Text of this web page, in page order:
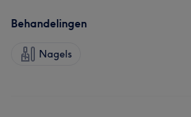
Behandelingen
Nagels